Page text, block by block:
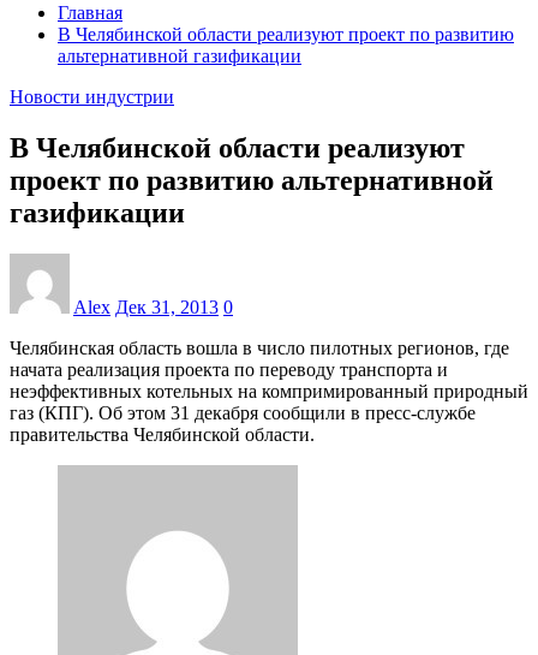
Главная
В Челябинской области реализуют проект по развитию
альтернативной газификации
Новости индустрии
В Челябинской области реализуют
проект по развитию альтернативной
газификации
Alex Дек 31, 2013 0
Челябинская область вошла в число пилотных регионов, где
начата реализация проекта по переводу транспорта и
неэффективных котельных на компримированный природный
газ (КПГ). Об этом 31 декабря сообщили в пресс-службе
правительства Челябинской области.